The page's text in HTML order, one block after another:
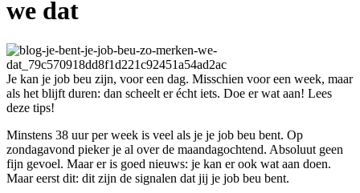
we dat
Je kan je job beu zijn, voor een dag. Misschien voor een week, maar
als het blijft duren: dan scheelt er écht iets. Doe er wat aan! Lees
deze tips!
Minstens 38 uur per week is veel als je je job beu bent. Op
zondagavond pieker je al over de maandagochtend. Absoluut geen
fijn gevoel. Maar er is goed nieuws: je kan er ook wat aan doen.
Maar eerst dit: dit zijn de signalen dat jij je job beu bent.